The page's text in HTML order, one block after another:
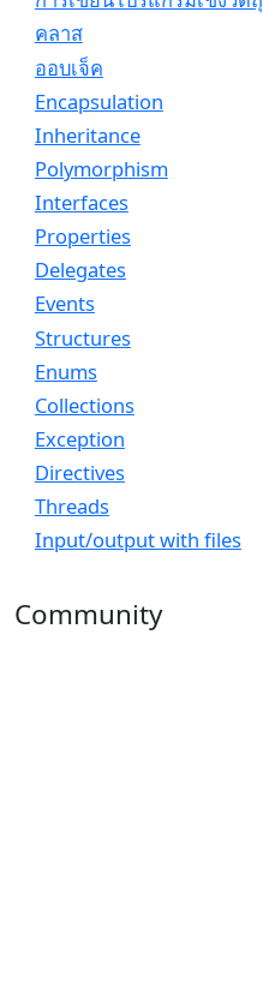
คลาส
ออบเจ็ค
Encapsulation
Inheritance
Polymorphism
Interfaces
Properties
Delegates
Events
Structures
Enums
Collections
Exception
Directives
Threads
Input/output with files
Community